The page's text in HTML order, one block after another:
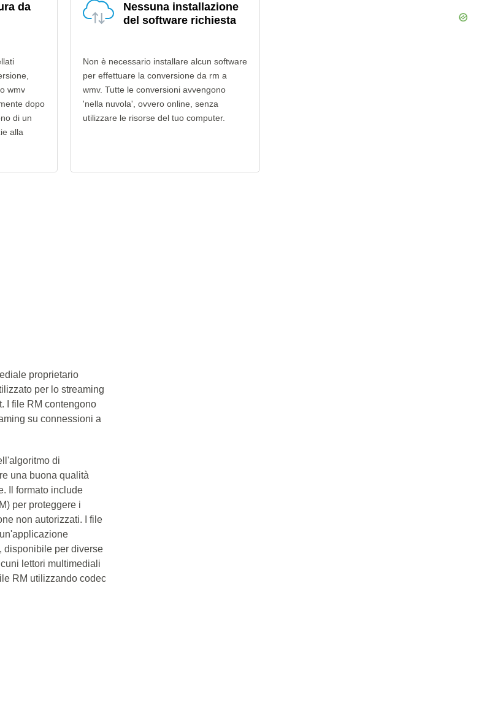
da
wmv
dopo
di un
alla
Nessuna installazione
del software richiesta
Non è necessario installare alcun software
per effettuare la conversione da rm a
wmv. Tutte le conversioni avvengono
'nella nuvola', ovvero online, senza
utilizzare le risorse del tuo computer.
proprietario
per lo streaming
I file RM contengono
su connessioni a
di
una buona qualità
Il formato include
per proteggere i
non autorizzati. I file
disponibile per diverse
lettori multimediali
RM utilizzando codec